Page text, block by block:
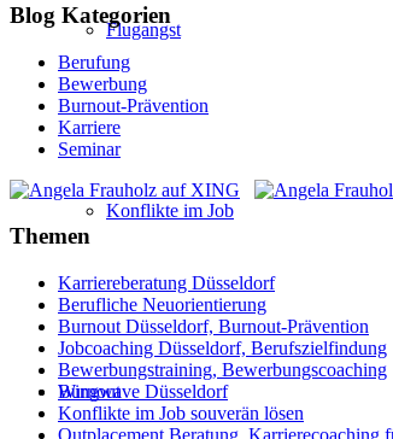
Flugangst
Konflikte im Job
Burnout
Blog Kategorien
Berufung
Bewerbung
Burnout-Prävention
Karriere
Seminar
Themen
Karriereberatung Düsseldorf
Berufliche Neuorientierung
Burnout Düsseldorf, Burnout-Prävention
Jobcoaching Düsseldorf, Berufszielfindung
Bewerbungstraining, Bewerbungscoaching
Wingwave Düsseldorf
Konflikte im Job souverän lösen